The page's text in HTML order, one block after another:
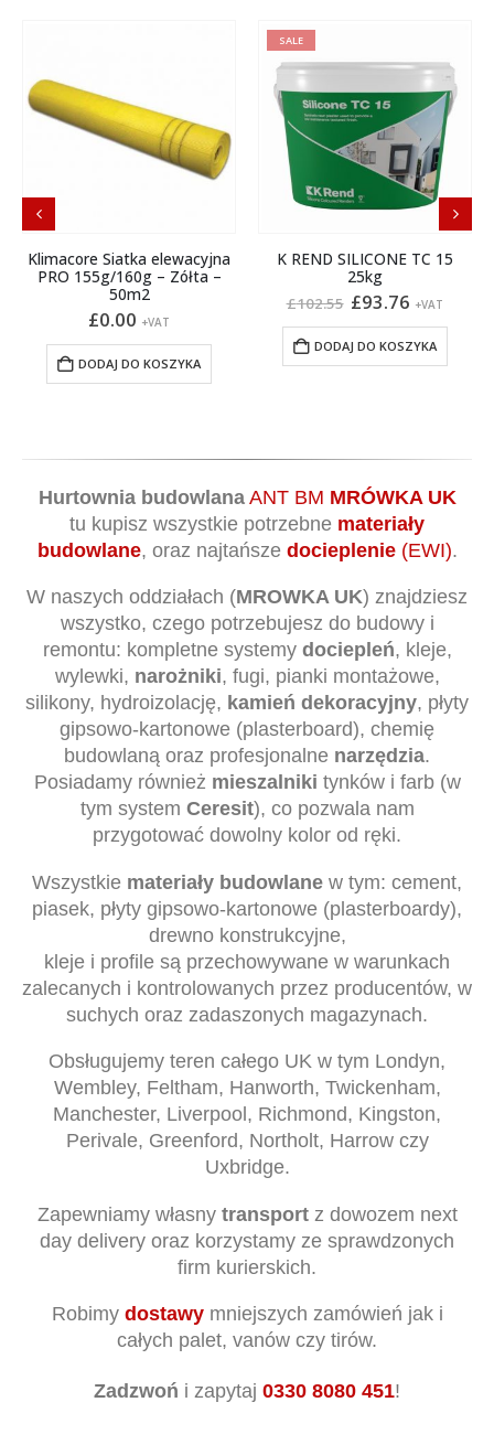
Klimacore Siatka elewacyjna
PRO 155g/160g – Zółta –
50m2
£0.00 +VAT
SALE
K REND SILICONE TC 15
25kg
£ 102.55 Pierwotna
cena
wynosiła:
£102.55.
£93.76
cena
wynosi:
£93.76.
+VAT
Hurtownia budowlana ANT BM MRÓWKA UK
tu kupisz wszystkie potrzebne materiały
budowlane , oraz najtańsze docieplenie (EWI)
W naszych oddziałach (MROWKA UK) znajdziesz
wszystko, czego potrzebujesz do budowy i
remontu: kompletne systemy dociepleń , kleje,
wylewki, narożniki , fugi, pianki montażowe,
silikony, hydroizolację, kamień dekoracyjny , płyty
gipsowo-kartonowe (plasterboard), chemię
budowlaną oraz profesjonalne narzędzia
Posiadamy również mieszalniki tynków i farb (w
tym system Ceresit), co pozwala nam
przygotować dowolny kolor od ręki.
Wszystkie materiały budowlane w tym: cement,
piasek, płyty gipsowo-kartonowe (plasterboardy),
drewno konstrukcyjne,
kleje i profile są przechowywane w warunkach
zalecanych i kontrolowanych przez producentów, w
suchych oraz zadaszonych magazynach.
Obsługujemy teren całego UK w tym Londyn,
Wembley, Feltham, Hanworth, Twickenham,
Manchester, Liverpool, Richmond, Kingston,
Perivale, Greenford, Northolt, Harrow czy
Uxbridge.
Zapewniamy własny transportz dowozem next
day delivery oraz korzystamy ze sprawdzonych
firm kurierskich.
Robimy dostawymniejszych zamówień jak i
całych palet, vanów czy tirów.
Zadzwoń i zapytaj 0330 8080 451 !